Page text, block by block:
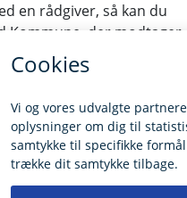
en rådgiver, så kan du
Kommune, der modtager
og helligdage (uden